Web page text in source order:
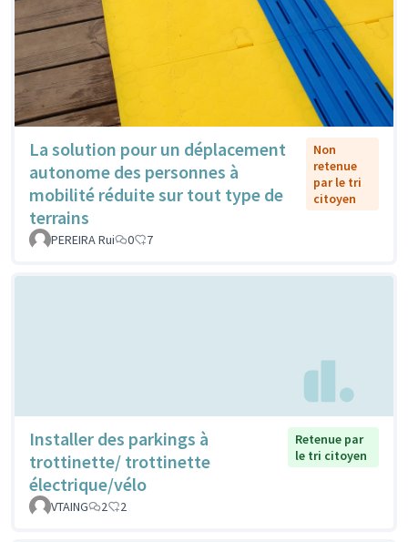
La solution pour un déplacement
autonome des personnes à
mobilité réduite sur tout type de
terrains
Non
retenue
par le tri
citoyen
PEREIRA Rui 0 7
Installer des parkings à
trottinette/ trottinette
électrique/vélo
Retenue par
le tri citoyen
VTAING 2 2